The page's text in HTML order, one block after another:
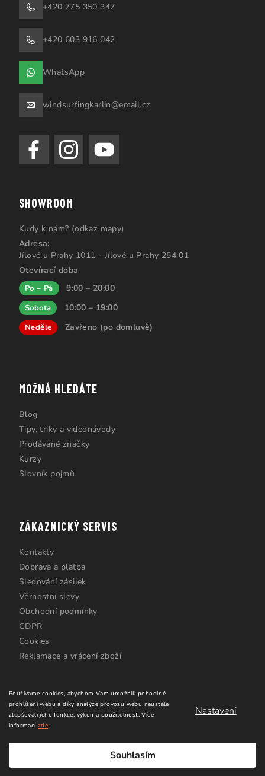
Používáme cookies, abychom Vám umožnili pohodlné
prohlížení webu a díky analýze provozu webu neustále
zlepšovali jeho funkce, výkon a použitelnost.Více
informacízde.
Nastavení
Souhlasím
+420 775 350 347
+420 603 916 042
WhatsApp
windsurfingkarlin@email.cz
SHOWROOM
Kudy k nám? (odkaz mapy)
Adresa:
Jílové u Prahy 1011 - Jílové u Prahy 254 01
Otevírací doba
Po – Pá 9:00 – 20:00
Sobota 10:00 – 19:00
Neděle Zavřeno (po domluvě)
MOŽNÁ HLEDÁTE
Blog
Tipy, triky a videonávody
Prodávané značky
Kurzy
Slovník pojmů
ZÁKAZNICKÝ SERVIS
Kontakty
Doprava a platba
Sledování zásilek
Věrnostní slevy
Obchodní podmínky
GDPR
Cookies
Reklamace a vrácení zboží
vyhrazena.Upravit nastavení cookies
Vytvořil Shoptet